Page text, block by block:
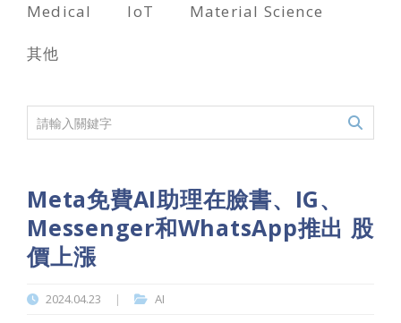
Medical IoT Material Science
其他
Meta免費AI助理在臉書、IG、
Messenger和WhatsApp推出 股
價上漲
2024.04.23 | AI